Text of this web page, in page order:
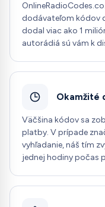
dodávateľom kódov
dodal viac ako 1
autorádiá sú vám k
Okamžité
Väčšina kódov sa
platby. V prípade
vyhľadanie, náš tím
jednej hodiny počas